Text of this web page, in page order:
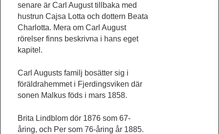
senare är Carl August tillbaka med
hustrun Cajsa Lotta och dottern Beata
Charlotta. Mera om Carl August
rörelser finns beskrivna i hans eget
kapitel.
Carl Augusts familj bosätter sig i
föräldrahemmet i Fjerdingsviken där
sonen Malkus föds i mars 1858.
Brita Lindblom dör 1876 som 67-
åring, och Per som 76-åring år 1885.